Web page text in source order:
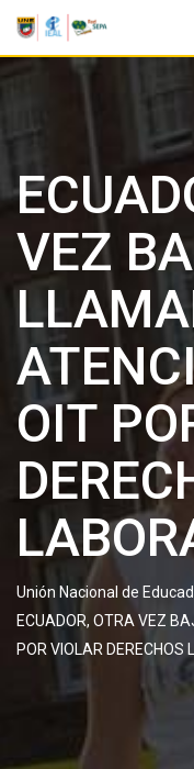
VEZ
OIT
Unión Nacional de
ECUADOR, OTRA VEZ
POR VIOLAR DERECHOS